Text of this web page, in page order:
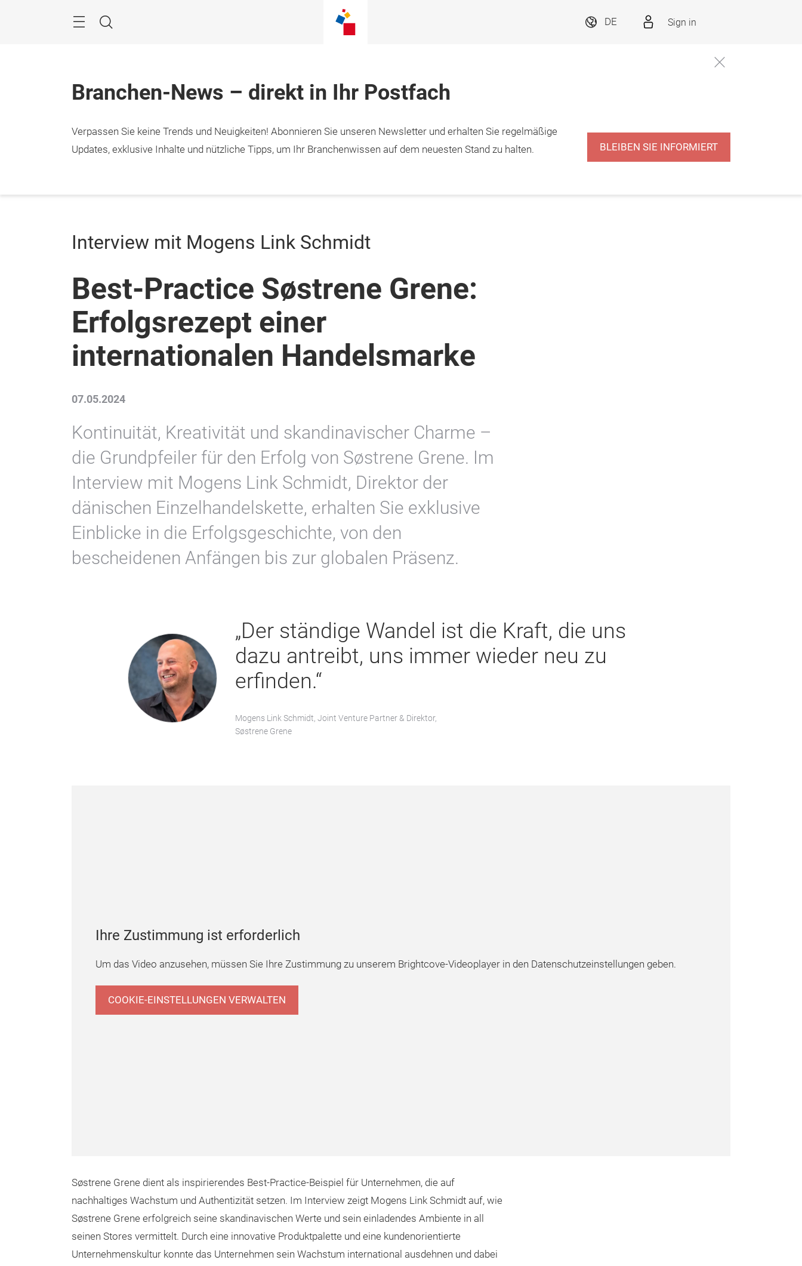
Suche
DE Sign in
Branchen-News – direkt in Ihr Postfach
Verpassen Sie keine Trends und Neuigkeiten! Abonnieren Sie unseren Newsletter und erhalten Sie regelmäßige
Updates, exklusive Inhalte und nützliche Tipps, um Ihr Branchenwissen auf dem neuesten Stand zu halten.
BLEIBEN SIE INFORMIERT
Interview mit Mogens Link Schmidt
Best-Practice Søstrene Grene:
Erfolgsrezept einer
internationalen Handelsmarke
07.05.2024
Kontinuität, Kreativität und skandinavischer Charme –
die Grundpfeiler für den Erfolg von Søstrene Grene. Im
Interview mit Mogens Link Schmidt, Direktor der
dänischen Einzelhandelskette, erhalten Sie exklusive
Einblicke in die Erfolgsgeschichte, von den
bescheidenen Anfängen bis zur globalen Präsenz.
„Der ständige Wandel ist die Kraft, die uns
dazu antreibt, uns immer wieder neu zu
erfinden.“
Mogens Link Schmidt, Joint Venture Partner & Direktor,
Søstrene Grene
Ihre Zustimmung ist erforderlich
Um das Video anzusehen, müssen Sie Ihre Zustimmung zu unserem Brightcove-Videoplayer in den Datenschutzeinstellungen geben.
COOKIE-EINSTELLUNGEN VERWALTEN
Søstrene Grene dient als inspirierendes Best-Practice-Beispiel für Unternehmen, die auf
nachhaltiges Wachstum und Authentizität setzen. Im Interview zeigt Mogens Link Schmidt auf, wie
Søstrene Grene erfolgreich seine skandinavischen Werte und sein einladendes Ambiente in all
seinen Stores vermittelt. Durch eine innovative Produktpalette und eine kundenorientierte
Unternehmenskultur konnte das Unternehmen sein Wachstum international ausdehnen und dabei